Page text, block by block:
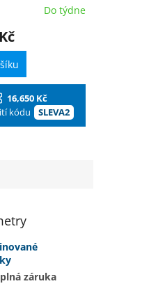
A
Čistič naDo týdne
16,650 Kč
kódu
SLEVA2
záruka